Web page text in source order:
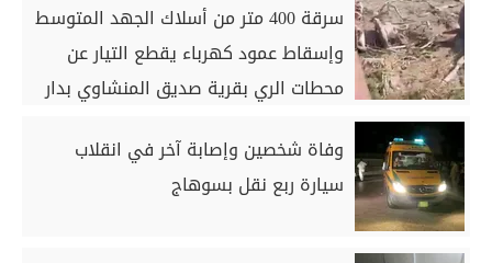
سرقة 400 متر من أسلاك الجهد المتوسط
وإسقاط عمود كهرباء يقطع التيار عن
محطات الري بقرية صديق المنشاوي بدار
وفاة شخصين وإصابة آخر في انقلاب
سيارة ربع نقل بسوهاج